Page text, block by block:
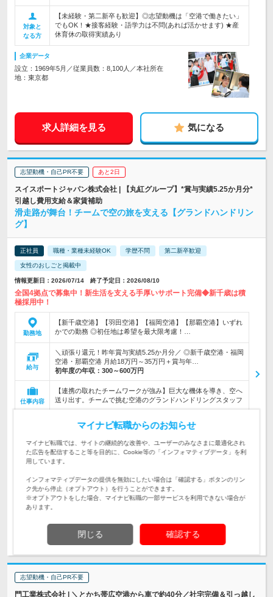
対象と
なる方
【未経験・第二新卒も歓迎】◎志望動機は「空港で働きたい」
でもOK！★接客経験・語学力は不問(あれば活かせます) ★産
休育休の取得実績あり
企業データ
設立：1969年5月／従業員数：8,100人／本社所在
地：東京都
求人詳細を見る 気になる
志望動機・自己PR不要 あと2日
スイスポートジャパン株式会社 | 【丸紅グループ】*賞与実績5.25か月分*
引越し費用支給＆家賃補助
滑走路が舞台！チームで空の旅を支える【グランドハンドリン
グ】
正社員 職種・業種未経験OK 学歴不問 第二新卒歓迎
女性のおしごと掲載中
情報更新日：2026/07/14 終了予定日：2026/08/10
全国4拠点で募集中！新生活を支える手厚いサポート完備◆新千歳は積
極採用中！
勤務地
【新千歳空港】【羽田空港】【福岡空港】【那覇空港】いずれ
かでの勤務 ◎初任地は希望を最大限考慮！…
給与
＼頑張り還元！昨年賞与実績5.25か月分／ ◎新千歳空港・福岡
空港・那覇空港 月給18万円～35万円＋賞与年…
初年度の年収： 300～600万円
仕事内容
【連携の取れたチームワークが強み】巨大な機体を導き、空へ
送り出す。チームで挑む空港のグランドハンドリングスタッフ
なる方
★10名以上の採用実施★【未経験／第二新卒／社会人デビュー
／異業種からの転職も歓迎】◆要普通免許（AT限定可）◆学歴
不問 ★資格取得支援あり
企業データ
地：大阪府
求人詳細を見る 気になる
志望動機・自己PR不要
門工業株式会社 | ＼とかち帯広空港から車で約40分／社宅完備＆引っ越し
マイナビ転職からのお知らせ
マイナビ転職では、サイトの継続的な改善や、ユーザーのみなさまに最適化され
た広告を配信すること等を目的に、Cookie等の「インフォマティブデータ」を利
用しています。
インフォマティブデータの提供を無効にしたい場合は「確認する」ボタンのリン
ク先から停止（オプトアウト）を行うことができます。
※オプトアウトをした場合、マイナビ転職の一部サービスを利用できない場合が
あります。
閉じる 確認する